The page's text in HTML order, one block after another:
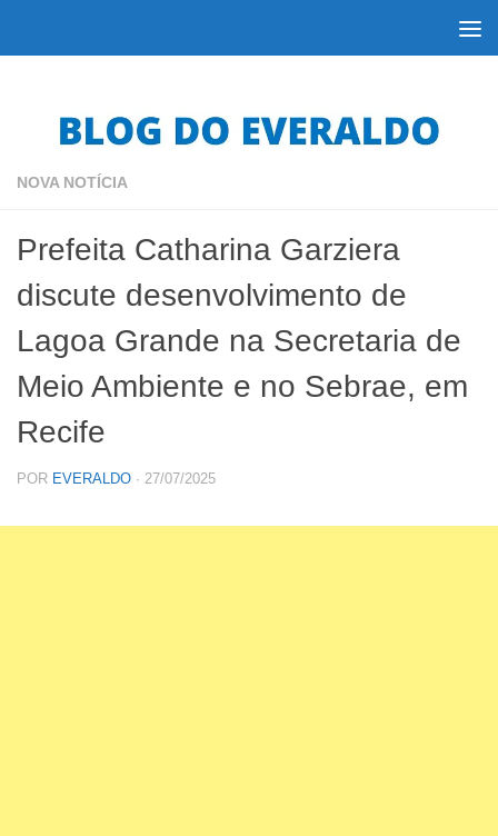
NOVA NOTÍCIA
Prefeita Catharina Garziera
discute desenvolvimento de
Lagoa Grande na Secretaria de
Meio Ambiente e no Sebrae, em
Recife
POR EVERALDO · 27/07/2025